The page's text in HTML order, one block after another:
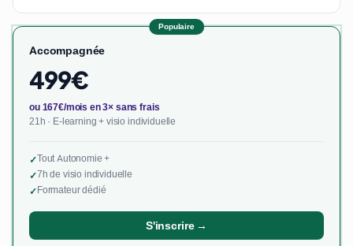
Populaire
Accompagnée
499€
ou 167€/mois en 3× sans frais
21h · E-learning + visio individuelle
✓Tout Autonomie +
✓7h de visio individuelle
✓Formateur dédié
S'inscrire →